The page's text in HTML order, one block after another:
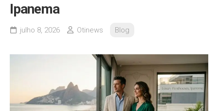
Ipanema
julho 8, 2026 Otinews Blog